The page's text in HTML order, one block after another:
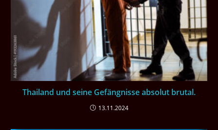
Thailand und seine Gefängnisse absolut brutal.
13.11.2024